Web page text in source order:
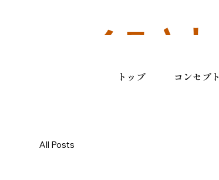
一般社
団法人
トップ コンセプト
All Posts